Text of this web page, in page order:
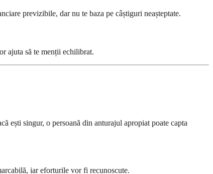
previzibile, dar nu te baza pe câștiguri neașteptate.
ajuta să te menții echilibrat.
ești singur, o persoană din anturajul apropiat poate capta
iar eforturile vor fi recunoscute.